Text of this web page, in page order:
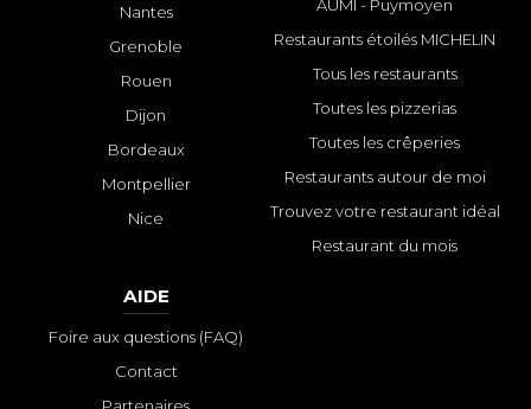
Nantes
Grenoble
Rouen
Dijon
Bordeaux
Montpellier
Nice
AUMI - Puymoyen
Restaurants étoilés MICHELIN
Tous les restaurants
Toutes les pizzerias
Toutes les crêperies
Restaurants autour de moi
Trouvez votre restaurant idéal
Restaurant du mois
AIDE
Foire aux questions (FAQ)
Contact